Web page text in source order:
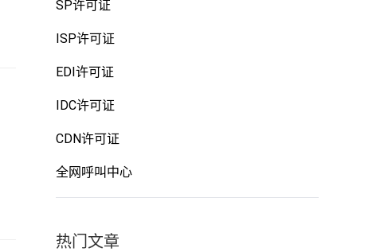
SP许可证
ISP许可证
EDI许可证
IDC许可证
CDN许可证
全网呼叫中心
热门文章